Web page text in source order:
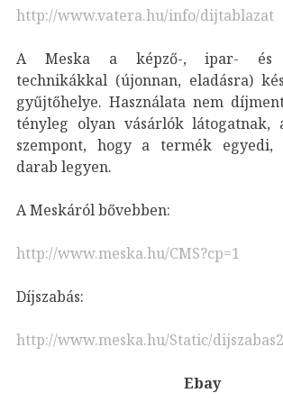
http://www.vatera.hu/info/dijtablazat
A Meska a képző-, ipar- és
technikákkal (újonnan, eladásra)
gyűjtőhelye. Használata nem
tényleg olyan vásárlók látogatnak,
szempont, hogy a termék egyedi,
darab legyen.
A Meskáról bővebben:
http://www.meska.hu/CMS?cp=1
Díjszabás:
http://www.meska.hu/Static/
Ebay